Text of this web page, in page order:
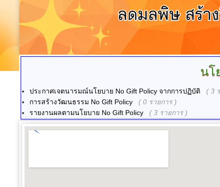
นโ
ประกาศเจตนารมณ์นโยบาย No Gift Policy จากการปฏิบัติ
( 3
การสร้างวัฒนธรรม No Gift Policy
( 0 รายการ )
รายงานผลตามนโยบาย No Gift Policy
( 3 รายการ )